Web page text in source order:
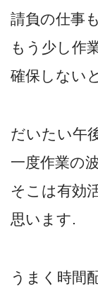
請負の仕事
もう少し作
確保しない
だいたい午
一度作業の
そこは有効
思います.
うまく時間